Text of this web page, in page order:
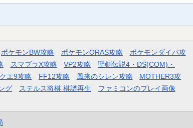
ポケモンBW攻略 ポケモンORAS攻略
ポケモンダイパ攻
スマブラX攻略 VP2攻略
聖剣伝説4・DS(COM)・
エ9攻略 FF12攻略 風来のシレン攻略
MOTHER3攻
グ ステルス将棋 棋譜再生
ファミコンのプレイ画像